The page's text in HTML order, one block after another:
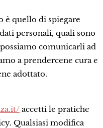
è quello di spiegare
personali, quali sono
comunicarli ad
a prendercene cura e
adottato.
accetti le pratiche
Qualsiasi modifica